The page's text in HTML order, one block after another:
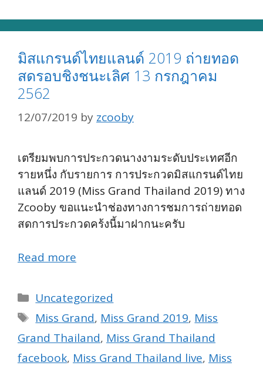
มิสแกรนด์ไทยแลนด์ 2019 ถ่ายทอด
สดรอบชิงชนะเลิศ 13 กรกฎาคม
2562
12/07/2019 by zcooby
เตรียมพบการประกวดนางงามระดับประเทศอีก
รายหนึ่ง กับรายการ การประกวดมิสแกรนด์ไทย
แลนด์ 2019 (Miss Grand Thailand 2019) ทาง
Zcooby ขอแนะนำช่องทางการชมการถ่ายทอด
สดการประกวดคร้งนี้มาฝากนะครับ
Read more
Categories
Uncategorized
Tags
Miss Grand, Miss Grand 2019, Miss
Grand Thailand, Miss Grand Thailand
facebook, Miss Grand Thailand live, Miss